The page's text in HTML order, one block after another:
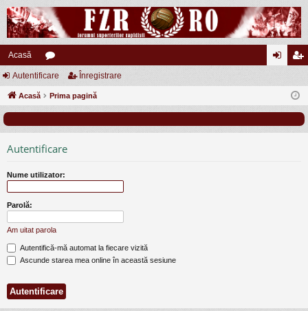
Acasă
or
u eg
Autentificare Înregistrare
Acasă Prima pagină
Autentificare
Nume utilizator:
Parolă:
Am uitat parola
Autentifică-mă automat la fiecare vizită
Ascunde starea mea online în această sesiune